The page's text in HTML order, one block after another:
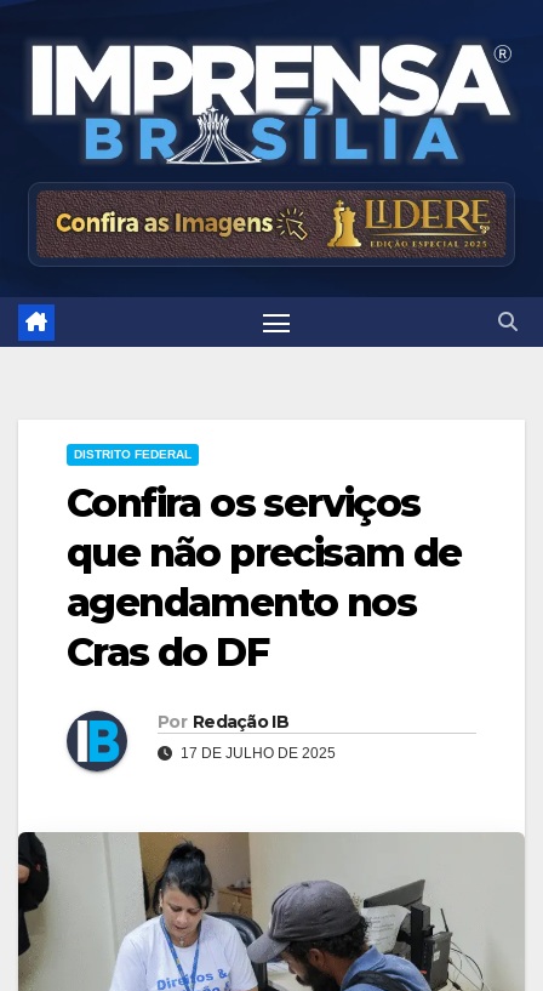
DISTRITO FEDERAL
Confira os serviços
que não precisam de
agendamento nos
Cras do DF
Por Redação IB
17 DE JULHO DE 2025